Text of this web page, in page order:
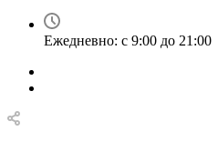
Ежедневно: с 9:00 до 21:00